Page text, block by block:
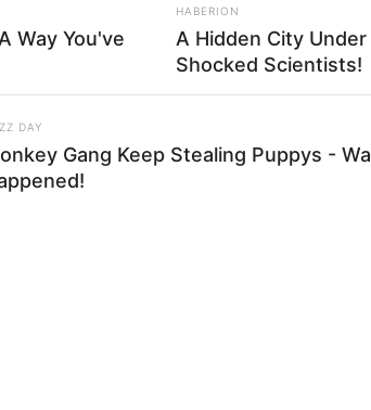
Way You've
HABERION
A Hidden City
Shocked Scientists!
DAY
Gang Keep Stealing Puppys -